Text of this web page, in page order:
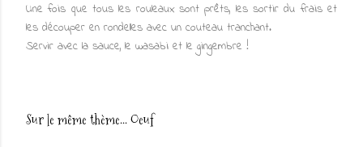
Une fois que tous les rouleaux sont prêts, les sortir du frais et
les découper en rondelles avec un couteau tranchant.
Servir avec la sauce, le wasabi et le gingembre !
Sur le même thème...Oeuf